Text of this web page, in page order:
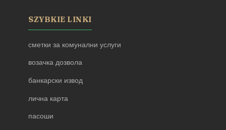
SZYBKIE LINKI
сметки за комунални услуги
возачка дозвола
банкарски извод
лична карта
пасоши